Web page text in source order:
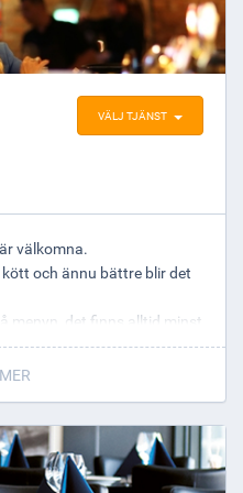
Kvarnen!
VÄLJ TJÄNST
välkomna.
och ännu bättre blir det
menyn, det finns alltid minst
hjärtat av menyn består
vi kommer alltid
blir mycket trevligare enligt